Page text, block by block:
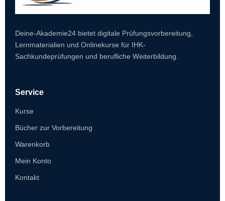
Deine-Akademie24 bietet digitale Prüfungsvorbereitung,
Lernmaterialien und Onlinekurse für IHK-
Sachkundeprüfungen und berufliche Weiterbildung.
Service
Kurse
Bücher zur Vorbereitung
Warenkorb
Mein Konto
Kontakt